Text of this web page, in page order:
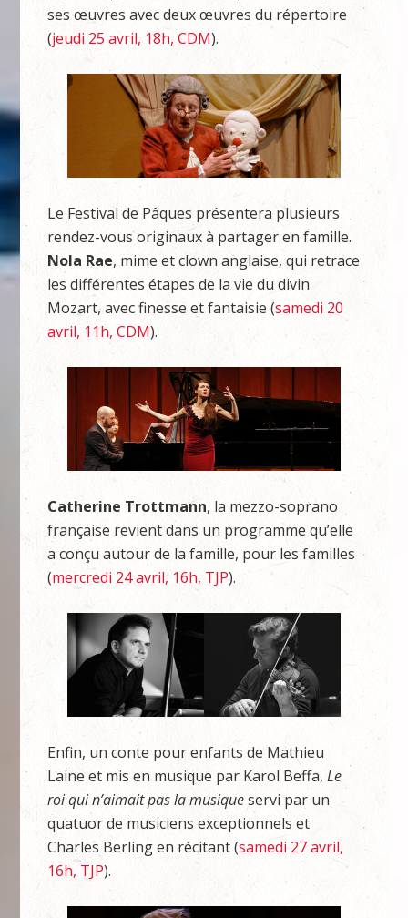
ses œuvres avec deux œuvres du répertoire
(jeudi 25 avril, 18h, CDM).
Le Festival de Pâques présentera plusieurs
rendez-vous originaux à partager en famille.
Nola Rae, mime et clown anglaise, qui retrace
les différentes étapes de la vie du divin
Mozart, avec finesse et fantaisie (samedi 20
avril, 11h, CDM).
Catherine Trottmann, la mezzo-soprano
française revient dans un programme qu’elle
a conçu autour de la famille, pour les familles
(mercredi 24 avril, 16h, TJP).
Enfin, un conte pour enfants de Mathieu
Laine et mis en musique par Karol Beffa,Le
roi qui n’aimait pas la musiqueservi par un
quatuor de musiciens exceptionnels et
Charles Berling en récitant (samedi 27 avril,
16h, TJP).